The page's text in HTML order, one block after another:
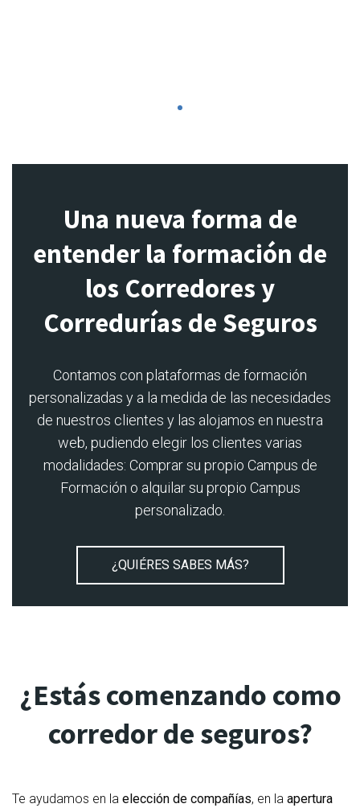
Una nueva forma de
entender la formación de
los Corredores y
Corredurías de Seguros
Contamos con plataformas de formación
personalizadas y a la medida de las necesidades
de nuestros clientes y las alojamos en nuestra
web, pudiendo elegir los clientes varias
modalidades: Comprar su propio Campus de
Formación o alquilar su propio Campus
personalizado.
¿QUIÉRES SABES MÁS?
¿Estás comenzando como
corredor de seguros?
Te ayudamos en la elección de compañías, en la apertura